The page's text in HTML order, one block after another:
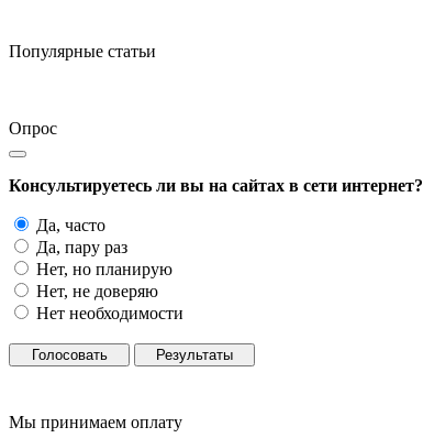
Популярные статьи
Опрос
Консультируетесь ли вы на сайтах в сети интернет?
Да, часто
Да, пару раз
Нет, но планирую
Нет, не доверяю
Нет необходимости
Голосовать Результаты
Мы принимаем оплату